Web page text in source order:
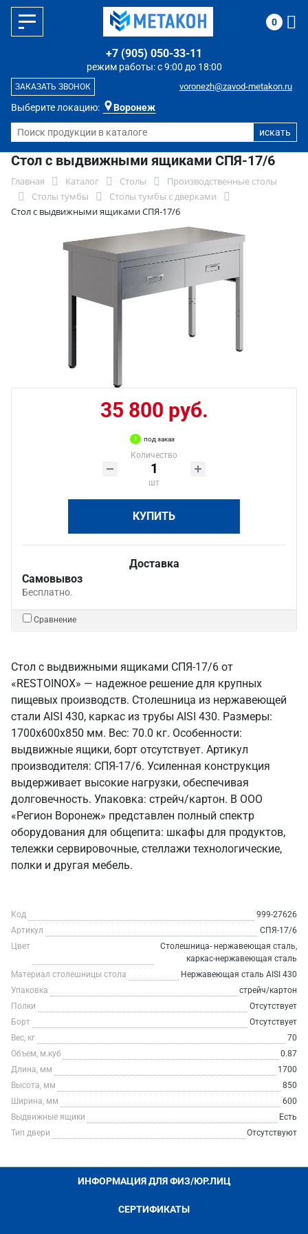
Выберите локацию: Воронеж
режим работы: с 9:00 до 18:00
+7 (905) 050-33-11
voronezh@zavod-metakon.ru
ЗАКАЗАТЬ ЗВОНОК
0
Стол с выдвижными ящиками СПЯ-17/6
Главная Каталог Столы
Производственные столы
Столы тумбы
Столы тумбы с дверками
Стол с выдвижными ящиками СПЯ-17/6
35 800 руб.
под заказ
Количество
шт
КУПИТЬ
Доставка
Самовывоз
Бесплатно.
Сравнение
Стол с выдвижными ящиками СПЯ-17/6 от
«RESTOINOX» — надежное решение для крупных
пищевых производств. Столешница из нержавеющей
стали AISI 430, каркас из трубы AISI 430. Размеры:
1700x600x850 мм. Вес: 70.0 кг. Особенности:
выдвижные ящики, борт отсутствует. Артикул
производителя: СПЯ-17/6. Усиленная конструкция
выдерживает высокие нагрузки, обеспечивая
долговечность. Упаковка: стрейч/картон. В ООО
«Регион Воронеж» представлен полный спектр
оборудования для общепита: шкафы для продуктов,
тележки сервировочные, стеллажи технологические,
полки и другая мебель.
Код
999-27626
Артикул
СПЯ-17/6
Цвет
Столешница- нержавеющая сталь,
каркас-нержавеющая сталь
Материал столешницы стола
Нержавеющая сталь AISI 430
Упаковка
стрейч/картон
Полки
Отсутствует
Борт
Отсутствует
Вес, кг
70
Объем, м.куб
0.87
Длина, мм
1700
Высота, мм
850
Ширина, мм
600
Выдвижные ящики
Есть
Тип двери
Отсутствуют
ИНФОРМАЦИЯ ДЛЯ ФИЗ/ЮР.ЛИЦ
СЕРТИФИКАТЫ